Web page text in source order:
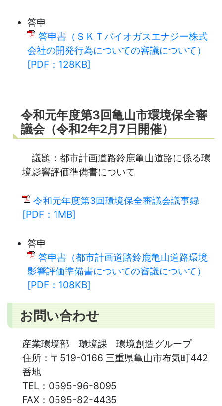
答申
答申書（ＳＫＴバイオガスエナジー株式
会社の開発行為についての審議について）
[PDF：128KB]
令和元年度第3回亀山市環境保全審
議会（令和2年2月7日開催）
議題：都市計画道路鈴鹿亀山道路に係る環
境影響評価準備書について
令和元年度第3回環境保全審議会議事録
[PDF：1MB]
答申
答申書（都市計画道路鈴鹿亀山道路環境
影響評価準備書についての審議について）
[PDF：108KB]
お問い合わせ
産業環境部 環境課 環境創造グループ
住所： 〒519-0166 三重県亀山市布気町442
番地
TEL： 0595-96-8095
FAX： 0595-82-4435